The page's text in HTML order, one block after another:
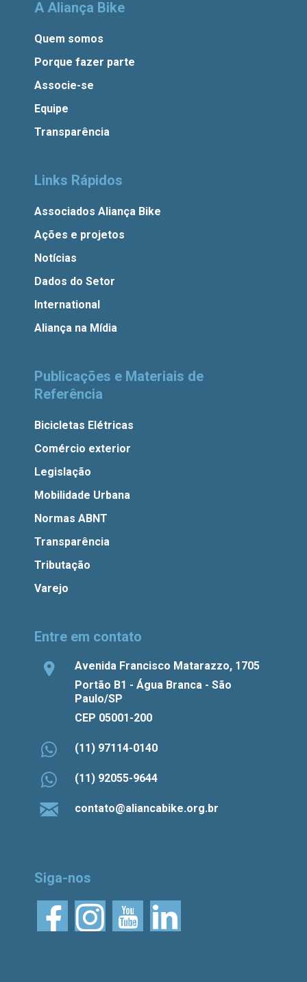
A Aliança Bike
Quem somos
Porque fazer parte
Associe-se
Equipe
Transparência
Links Rápidos
Associados Aliança Bike
Ações e projetos
Notícias
Dados do Setor
International
Aliança na Mídia
Publicações e Materiais de
Referência
Bicicletas Elétricas
Comércio exterior
Legislação
Mobilidade Urbana
Normas ABNT
Transparência
Tributação
Varejo
Entre em contato
Avenida Francisco Matarazzo, 1705
Portão B1 - Água Branca - São
Paulo/SP
CEP 05001-200
(11) 97114-0140
(11) 92055-9644
contato@aliancabike.org.br
Siga-nos